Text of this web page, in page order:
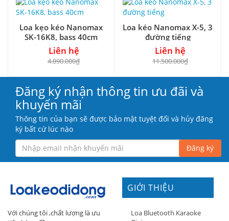
Loa kẹo kéo Nanomax
SK-16K8, bass 40cm
Liên hệ
4.890.000₫
Loa kéo Nanomax X-5, 3
đường tiếng
Liên hệ
11.500.000₫
Đăng ký nhận thông tin ưu đãi và
khuyến mãi
Thông tin của bạn sẽ được bảo mật tuyệt đối và hủy đăng
ký bất cứ lúc nào
Đăng ký
Với chúng tôi ,chất lượng là ưu
GIỚI THIỆU
Loa Bluetooth Karaoke